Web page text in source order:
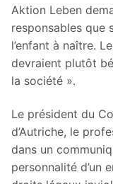
Aktion Leben
responsables que
l’enfant à naître.
devraient plutôt
la société ».
Le président du
d’Autriche, le
dans un
personnalité d’un